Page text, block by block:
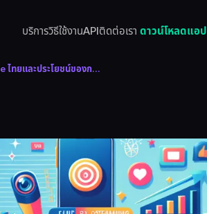
บริการวิธีใช้งานAPIติดต่อเรา ดาวน์โหลดแอป
ไทยและประโยชน์ของก...